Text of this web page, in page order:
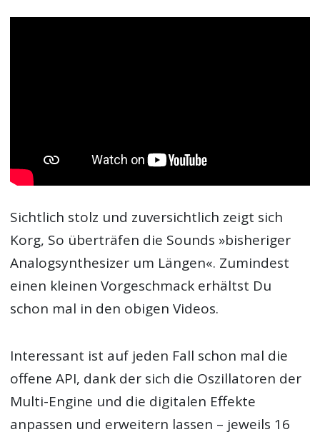
Sichtlich stolz und zuversichtlich zeigt sich
Korg, So überträfen die Sounds »bisheriger
Analogsynthesizer um Längen«. Zumindest
einen kleinen Vorgeschmack erhältst Du
schon mal in den obigen Videos.
Interessant ist auf jeden Fall schon mal die
offene API, dank der sich die Oszillatoren der
Multi-Engine und die digitalen Effekte
anpassen und erweitern lassen – jeweils 16